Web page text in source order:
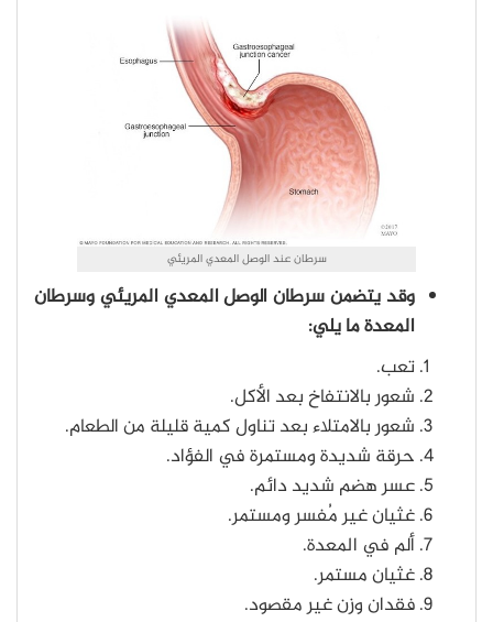
سرطان عند الوصل المعدي المريئي
وقد يتضمن سرطان الوصل المعدي المريئي وسرطان
المعدة ما يلي:
تعب.
شعور بالانتفاخ بعد الأكل.
شعور بالامتلاء بعد تناول كمية قليلة من الطعام.
حرقة شديدة ومستمرة في الفؤاد.
عسر هضم شديد دائم.
غثيان غير مُفسر ومستمر.
ألم في المعدة.
غثيان مستمر.
فقدان وزن غير مقصود.